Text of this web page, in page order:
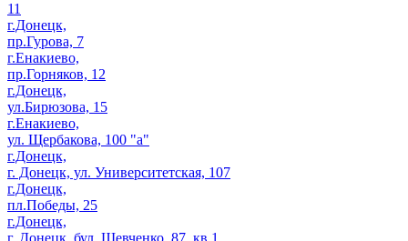
11
г.Донецк,
пр.Гурова, 7
г.Енакиево,
пр.Горняков, 12
г.Донецк,
ул.Бирюзова, 15
г.Енакиево,
ул. Щербакова, 100 "а"
г.Донецк,
г. Донецк, ул. Университетская, 107
г.Донецк,
пл.Победы, 25
г.Донецк,